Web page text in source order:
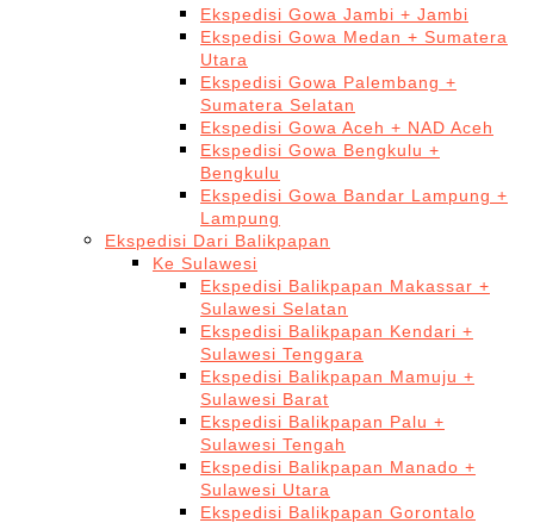
Ekspedisi Gowa Jambi + Jambi
Ekspedisi Gowa Medan + Sumatera
Utara
Ekspedisi Gowa Palembang +
Sumatera Selatan
Ekspedisi Gowa Aceh + NAD Aceh
Ekspedisi Gowa Bengkulu +
Bengkulu
Ekspedisi Gowa Bandar Lampung +
Lampung
Ekspedisi Dari Balikpapan
Ke Sulawesi
Ekspedisi Balikpapan Makassar +
Sulawesi Selatan
Ekspedisi Balikpapan Kendari +
Sulawesi Tenggara
Ekspedisi Balikpapan Mamuju +
Sulawesi Barat
Ekspedisi Balikpapan Palu +
Sulawesi Tengah
Ekspedisi Balikpapan Manado +
Sulawesi Utara
Ekspedisi Balikpapan Gorontalo